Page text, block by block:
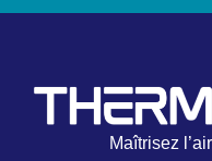
Maîtrisez